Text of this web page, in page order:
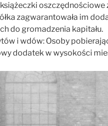
oszczędnościowe
zagwarantowała im
do gromadzenia kapitału.
i wdów: Osoby
dodatek w wysokości